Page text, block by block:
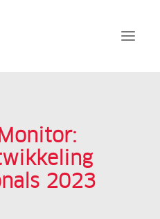
2023